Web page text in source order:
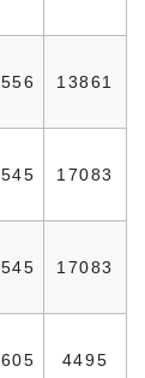
556 13861
545 17083
545 17083
605 4495